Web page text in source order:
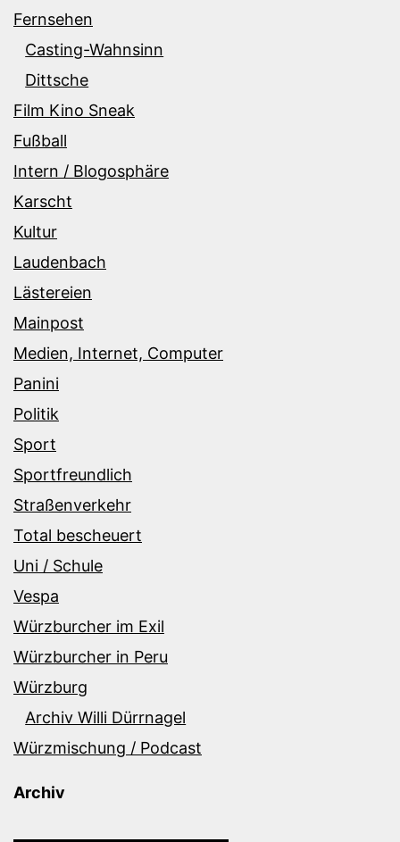
Fernsehen
Casting-Wahnsinn
Dittsche
Film Kino Sneak
Fußball
Intern / Blogosphäre
Karscht
Kultur
Laudenbach
Lästereien
Mainpost
Medien, Internet, Computer
Panini
Politik
Sport
Sportfreundlich
Straßenverkehr
Total bescheuert
Uni / Schule
Vespa
Würzburcher im Exil
Würzburcher in Peru
Würzburg
Archiv Willi Dürrnagel
Würzmischung / Podcast
Archiv